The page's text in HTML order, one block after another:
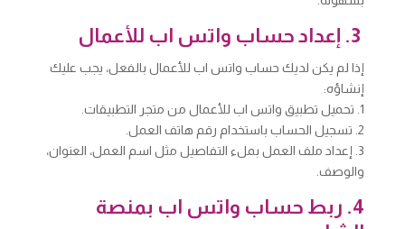
إذا لم يكن لديك حساب واتس اب للأعمال بالفعل، يجب عليك
إنشاؤه:
1. تحميل تطبيق واتس اب للأعمال من متجر التطبيقات.
2. تسجيل الحساب باستخدام رقم هاتف العمل.
3. إعداد ملف العمل بملء التفاصيل مثل اسم العمل، العنوان،
والوصف.
4. ربط حساب واتس اب بمنصة